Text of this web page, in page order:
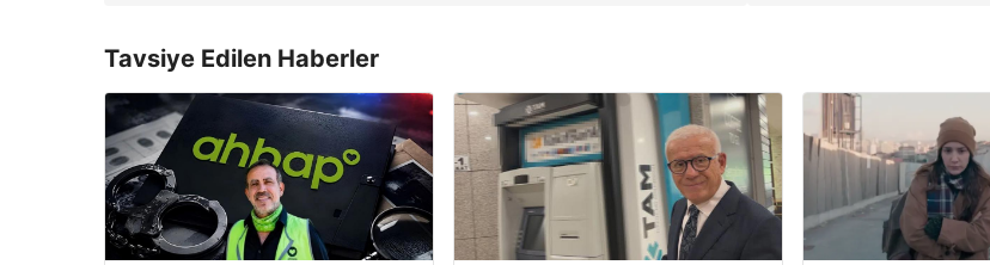
Tavsiye Edilen Haberler